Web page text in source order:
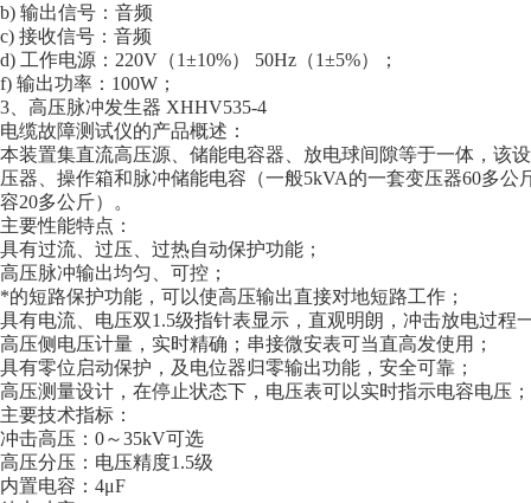
b) 输出信号：音频
c) 接收信号：音频
d) 工作电源：220V（1±10%） 50Hz（1±5%）；
f) 输出功率：100W；
3、高压脉冲发生器 XHHV535-4
电缆故障测试仪的产品概述：
本装置集直流高压源、储能电容器、放电球间隙等于一体，该
压器、操作箱和脉冲储能电容（一般5kVA的一套变压器60多公
容20多公斤）。
主要性能特点：
具有过流、过压、过热自动保护功能；
高压脉冲输出均匀、可控；
*的短路保护功能，可以使高压输出直接对地短路工作；
具有电流、电压双1.5级指针表显示，直观明朗，冲击放电过程
高压侧电压计量，实时精确；串接微安表可当直高发使用；
具有零位启动保护，及电位器归零输出功能，安全可靠；
高压测量设计，在停止状态下，电压表可以实时指示电容电压；
主要技术指标：
冲击高压：0～35kV可选
高压分压：电压精度1.5级
内置电容：4μF